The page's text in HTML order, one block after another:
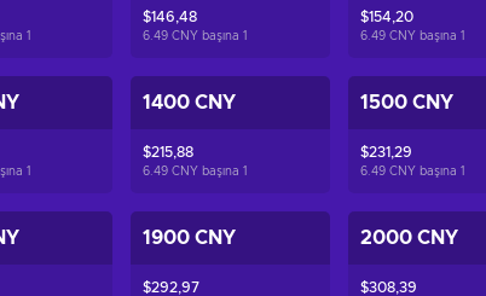
1
$146,48
6.49 CNY başına1
$154,20
6.49 CNY başına1
1
1400 CNY
$215,88
6.49 CNY başına1
1500 CNY
$231,29
6.49 CNY başına1
1900 CNY
$292,97
2000 CNY
$308,39